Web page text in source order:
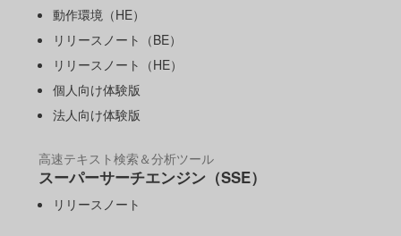
動作環境（HE）
リリースノート（BE）
リリースノート（HE）
個人向け体験版
法人向け体験版
高速テキスト検索＆分析ツール
スーパーサーチエンジン（SSE）
リリースノート